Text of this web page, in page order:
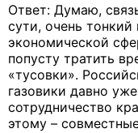
Ответ: Думаю,
сути, очень
экономической
попусту тратить
«тусовки».
газовики давно
сотрудничество
этому –